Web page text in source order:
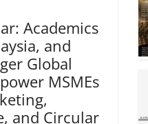
Academics
and
Global
MSMEs
and Circular